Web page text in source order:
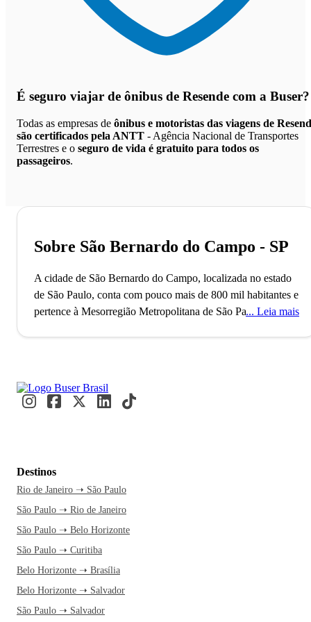
É seguro viajar de ônibus de Resende com a Buser?
Todas as empresas de ônibus e motoristas das viagens de
são certificados pela ANTT - Agência Nacional de Transportes
Terrestres e o seguro de vida é gratuito para todos os
passageiros.
Sobre São Bernardo do Campo - SP
A cidade de São Bernardo do Campo, localizada no estado
de São Paulo, conta com pouco mais de 800 mil habitantes e
pertence à Mesorregião Metropolitana de São Paulo. O
indústria automobilística (pois serve de sede para as
primeiras montadoras de veículos do Brasil), pelas indústrias
entre as cidades brasileiras.
Embora não seja exatamente um destino turístico, São
Bernardo do Campo é uma pequena metrópole. Repleta de
prédios, centros comerciais e trânsito similar à grande São
interessantes como, por exemplo, o Parque Rafael Lazzuri, o
Parque Municipal Engenheiro Salvador Arena, a Cidade da
Criança, o Santuário Nacional de Umbanda e o Parque
Leia mais
Destinos
Rio de Janeiro ➝ São Paulo
São Paulo ➝ Rio de Janeiro
São Paulo ➝ Belo Horizonte
São Paulo ➝ Curitiba
Belo Horizonte ➝ Brasília
Belo Horizonte ➝ Salvador
São Paulo ➝ Salvador